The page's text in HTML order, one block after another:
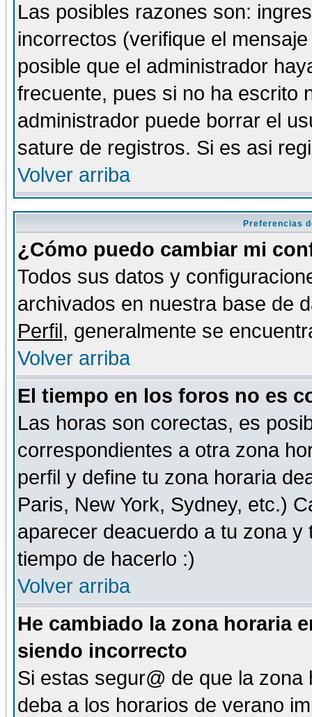
Las posibles razones son:
incorrectos (verifique el
posible que el administrador
frecuente, pues si no ha escrito
administrador puede borrar el
sature de registros. Si es asi
Volver arriba
Preferencias
¿Cómo puedo cambiar mi
Todos sus datos y
archivados en nuestra base de
Perfil, generalmente se
Volver arriba
El tiempo en los foros no es
Las horas son corectas, es
correspondientes a otra zona
perfil y define tu zona horaria
Paris, New York, Sydney, etc.)
aparecer deacuerdo a tu zona
tiempo de hacerlo :)
Volver arriba
He cambiado la zona horaria
siendo incorrecto
Si estas segur@ de que la
deba a los horarios de verano